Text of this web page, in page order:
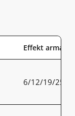
Effekt armatur
6/12/19/25